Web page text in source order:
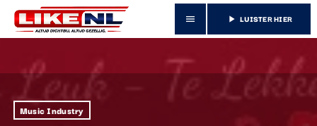
menu play_arrow LUISTER HIER
Music Industry